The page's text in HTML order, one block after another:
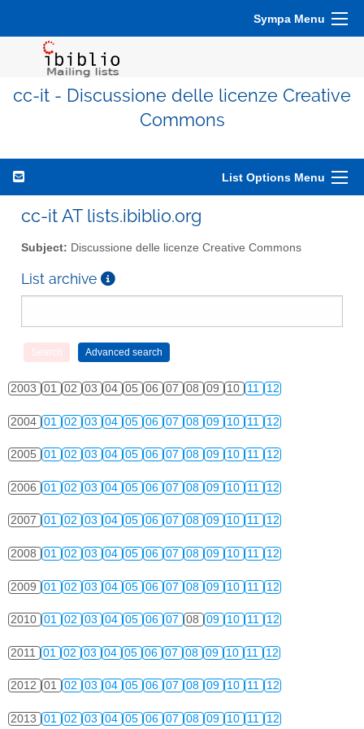
Sympa Menu
cc-it - Discussione delle licenze Creative
Commons
List Options Menu
cc-it AT lists.ibiblio.org
Subject: Discussione delle licenze Creative Commons
List archive
2003 01 02 03 04 05 06 07 08 09 10 11 12
2004 01 02 03 04 05 06 07 08 09 10 11 12
2005 01 02 03 04 05 06 07 08 09 10 11 12
2006 01 02 03 04 05 06 07 08 09 10 11 12
2007 01 02 03 04 05 06 07 08 09 10 11 12
2008 01 02 03 04 05 06 07 08 09 10 11 12
2009 01 02 03 04 05 06 07 08 09 10 11 12
2010 01 02 03 04 05 06 07 08 09 10 11 12
2011 01 02 03 04 05 06 07 08 09 10 11 12
2012 01 02 03 04 05 06 07 08 09 10 11 12
2013 01 02 03 04 05 06 07 08 09 10 11 12